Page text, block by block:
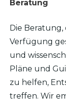
Beratung
Die
Verfügung
und
Pläne und
zu helfen,
treffen. Wir